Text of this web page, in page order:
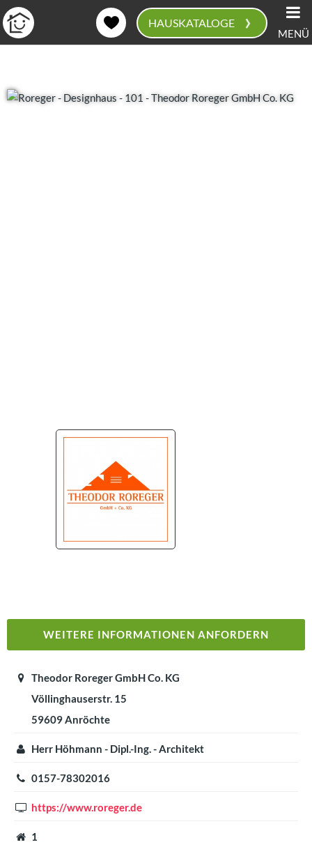
HAUSKATALOGE › MENÜ
WEITERE INFORMATIONEN ANFORDERN
Theodor Roreger GmbH Co. KG
Völlinghauserstr. 15
59609 Anröchte
Herr Höhmann - Dipl.-Ing. - Architekt
0157-78302016
https://www.roreger.de
1